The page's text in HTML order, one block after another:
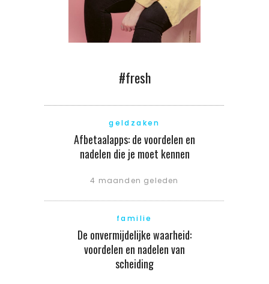
#fresh
geldzaken
Afbetaalapps: de voordelen en
nadelen die je moet kennen
4 maanden geleden
familie
De onvermijdelijke waarheid:
voordelen en nadelen van
scheiding